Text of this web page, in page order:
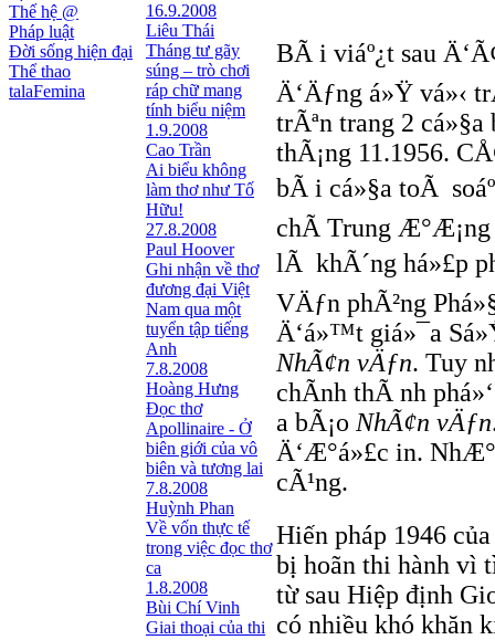
Thế hệ @
Pháp luật
Đời sống hiện đại
Thể thao
talaFemina
16.9.2008
Liêu Thái
Tháng tư gãy
súng – trò chơi
ráp chữ mang
tính biểu niệm
1.9.2008
Cao Trần
Ai biểu không
làm thơ như Tố
Hữu!
27.8.2008
Paul Hoover
Ghi nhận về thơ
đương đại Việt
Nam qua một
tuyển tập tiếng
Anh
7.8.2008
Hoàng Hưng
Đọc thơ
Apollinaire - Ở
biên giới của vô
biên và tương lai
7.8.2008
Huỳnh Phan
Về vốn thực tế
trong việc đọc thơ
ca
1.8.2008
Bùi Chí Vinh
Giai thoại của thi
BÃ i viáº¿t sau
Ä‘Äƒng á»Ÿ vá»‹
trÃªn trang 2 cá»§a
thÃ¡ng 11.1956.
bÃ i cá»§a toÃ
chÃ­ Trung Æ°Æ¡ng
lÃ khÃ´ng há»£p
VÄƒn phÃ²ng
Ä‘á»™t giá»¯a
NhÃ¢n vÄƒn. Tuy
chÃ­nh thÃ nh
a bÃ¡o NhÃ¢n vÄƒn
Ä‘Æ°á»£c in.
cÃ¹ng.
Hiến pháp 1946
bị hoãn thi hành vì
từ sau Hiệp định
có nhiều khó khăn